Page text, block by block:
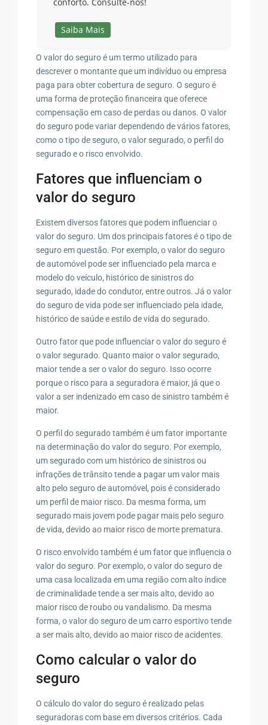
Saiba Mais
O valor do seguro é um termo utilizado para
descrever o montante que um indivíduo ou empresa
paga para obter cobertura de seguro. O seguro é
uma forma de proteção financeira que oferece
compensação em caso de perdas ou danos. O valor
do seguro pode variar dependendo de vários fatores,
como o tipo de seguro, o valor segurado, o perfil do
segurado e o risco envolvido.
Fatores que influenciam o
valor do seguro
Existem diversos fatores que podem influenciar o
valor do seguro. Um dos principais fatores é o tipo de
seguro em questão. Por exemplo, o valor do seguro
de automóvel pode ser influenciado pela marca e
modelo do veículo, histórico de sinistros do
segurado, idade do condutor, entre outros. Já o valor
do seguro de vida pode ser influenciado pela idade,
histórico de saúde e estilo de vida do segurado.
Outro fator que pode influenciar o valor do seguro é
o valor segurado. Quanto maior o valor segurado,
maior tende a ser o valor do seguro. Isso ocorre
porque o risco para a seguradora é maior, já que o
valor a ser indenizado em caso de sinistro também é
maior.
O perfil do segurado também é um fator importante
na determinação do valor do seguro. Por exemplo,
um segurado com um histórico de sinistros ou
infrações de trânsito tende a pagar um valor mais
alto pelo seguro de automóvel, pois é considerado
um perfil de maior risco. Da mesma forma, um
segurado mais jovem pode pagar mais pelo seguro
de vida, devido ao maior risco de morte prematura.
O risco envolvido também é um fator que influencia o
valor do seguro. Por exemplo, o valor do seguro de
uma casa localizada em uma região com alto índice
de criminalidade tende a ser mais alto, devido ao
maior risco de roubo ou vandalismo. Da mesma
forma, o valor do seguro de um carro esportivo tende
a ser mais alto, devido ao maior risco de acidentes.
Como calcular o valor do
seguro
O cálculo do valor do seguro é realizado pelas
seguradoras com base em diversos critérios. Cada